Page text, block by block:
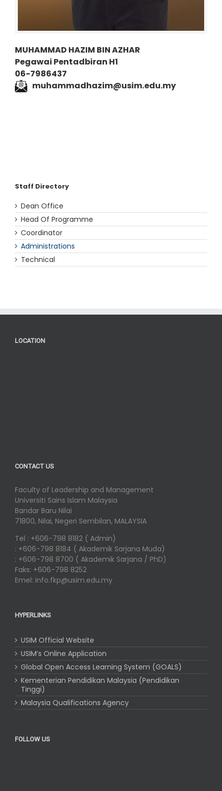
MUHAMMAD HAZIM BIN AZHAR
Pegawai Pentadbiran H1
06-7986437
muhammadhazim@usim.edu.my
Staff Directory
Dean Office
Head Of Programme
Coordinator
Administrations
Technical
LOCATION
CONTACT US
Faculty of Leadership and Management
Universiti Sains Islam Malaysia
Bandar Baru Nilai
71800, Nilai, Negeri Sembilan, MALAYSIA
Tel : +606-798 8182 ( Admin)
: +606-798 8184 ( Akademik Sarjana Muda)
: +606-798 8700 ( Akademik Sarjana / PhD)
Faks: +606-798 8252
Emel: info.fkp@usim.edu.my
HYPERLINKS
USIM Official Website
USIM’s Online Application
Global Open Access Learning System (GOALS)
Kementerian Pendidikan Malaysia (Pendidikan
Tinggi)
Malaysia Qualifications Agency
FOLLOW US